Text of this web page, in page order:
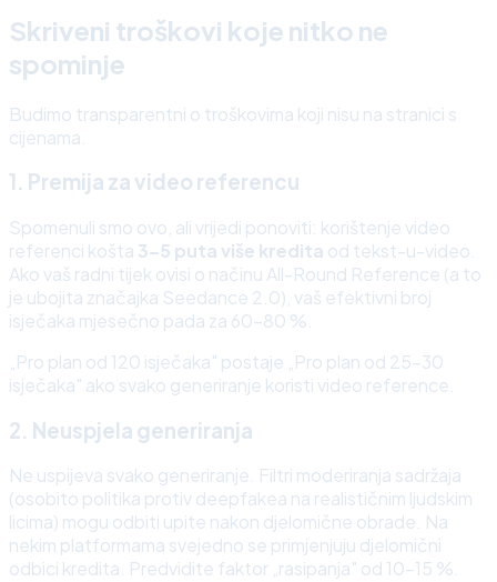
Skriveni troškovi koje nitko ne
spominje
Budimo transparentni o troškovima koji nisu na stranici s
cijenama.
1. Premija za video referencu
Spomenuli smo ovo, ali vrijedi ponoviti: korištenje video
referenci košta 3–5 puta više kredita od tekst-u-video.
Ako vaš radni tijek ovisi o načinu All-Round Reference (a to
je ubojita značajka Seedance 2.0), vaš efektivni broj
isječaka mjesečno pada za 60–80 %.
„Pro plan od 120 isječaka" postaje „Pro plan od 25–30
isječaka" ako svako generiranje koristi video reference.
2. Neuspjela generiranja
Ne uspijeva svako generiranje. Filtri moderiranja sadržaja
(osobito politika protiv deepfakea na realističnim ljudskim
licima) mogu odbiti upite nakon djelomične obrade. Na
nekim platformama svejedno se primjenjuju djelomični
odbici kredita. Predvidite faktor „rasipanja" od 10–15 %.